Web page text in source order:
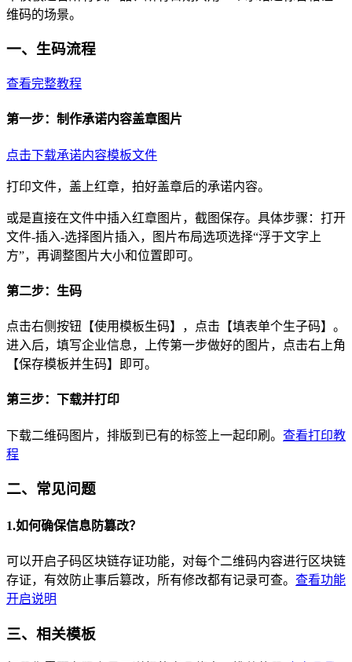
维码的场景。
一、生码流程
查看完整教程
第一步：制作承诺内容盖章图片
点击下载承诺内容模板文件
打印文件，盖上红章，拍好盖章后的承诺内容。
或是直接在文件中插入红章图片，截图保存。具体步骤：打开
文件-插入-选择图片插入，图片布局选项选择“浮于文字上
方”，再调整图片大小和位置即可。
第二步：生码
点击右侧按钮【使用模板生码】，点击【填表单个生子码】。
进入后，填写企业信息，上传第一步做好的图片，点击右上角
【保存模板并生码】即可。
第三步：下载并打印
下载二维码图片，排版到已有的标签上一起印刷。 查看打印教
程
二、常见问题
1.如何确保信息防篡改？
可以开启子码区块链存证功能，对每个二维码内容进行区块链
存证，有效防止事后篡改，所有修改都有记录可查。 查看功能
开启说明
三、相关模板